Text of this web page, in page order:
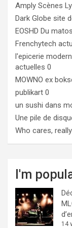
Amply Scènes
Dark Globe site
EOSHD Du
Frenchytech
l'epicerie
actuelles 0
MOWNO ex
publikart 0
un sushi dans
Une pile de
Who cares,
I'm
14